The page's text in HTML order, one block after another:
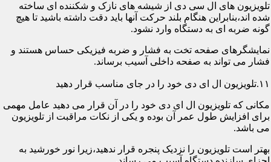
تلویزیون های ال سی دی از شیشه های نازک و شکننده ای ساخته
شده اند،بنابراین هنگام بلند حرکت آنها باید دقت داشته باشید تا هیچ
گونه ضربه ای به دستگاه وارد نشود.
نمایشگرهای صفحه تخت به فشار و ضربه فیزیکی حساس هستند و
فشار می تواند به صفحه داخلی آسیب برساند.
۱۱.تلویزیون ال ای دی خود را در جای مناسب قرار دهید
مکانی که تلویزیون ال ای دی خود را در آن قرار می دهید عامل مهمی
برای افزایش طول عمر آن بوده و یکی از نکات مراقبت از تلویزیون
می باشد.
بهتر است تلویزیون را نزدیک پنجره قرار ندهید،زیرا نور خورشید به